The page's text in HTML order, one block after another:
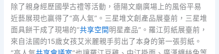
除了親身經歷國學古禮等活動，德陽文廟廣場上的風俗平易
近藝展現也贏得了“高人氣”。三星堆文創產品展臺前，三星堆
面具餅干成了現場的“共享空間明星產品”。羅江剪紙展臺前，
來自法國的15歲女孩艾米麗親手剪出了本身的第一張剪紙。